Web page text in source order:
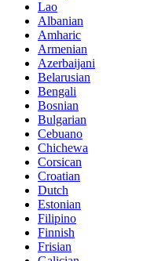
Lao
Albanian
Amharic
Armenian
Azerbaijani
Belarusian
Bengali
Bosnian
Bulgarian
Cebuano
Chichewa
Corsican
Croatian
Dutch
Estonian
Filipino
Finnish
Frisian